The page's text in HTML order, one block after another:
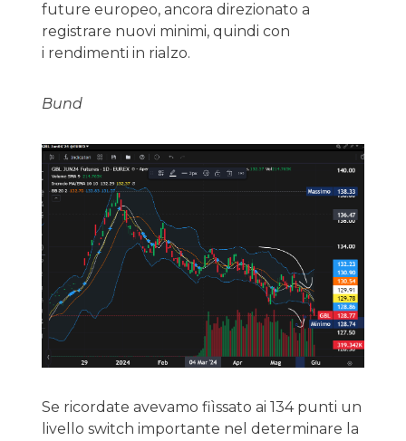
future europeo, ancora direzionato a
registrare nuovi minimi, quindi con
i rendimenti in rialzo.
Bund
Se ricordate avevamo fiìssato ai 134 punti un
livello switch importante nel determinare la